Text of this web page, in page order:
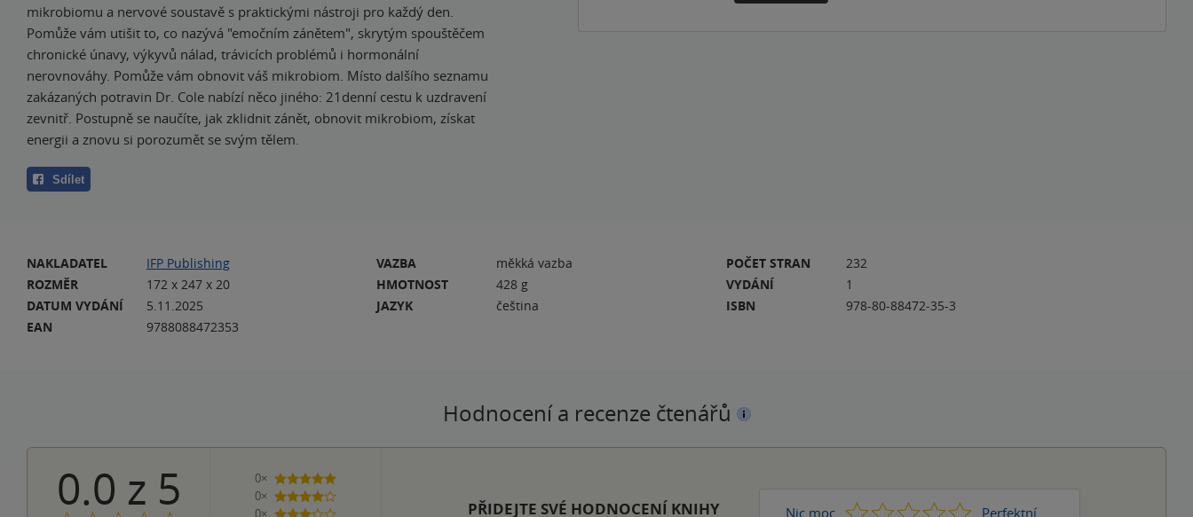
mikrobiomu a nervové soustavě s praktickými nástroji pro každý den.
Pomůže vám utišit to, co nazývá "emočním zánětem", skrytým spouštěčem
chronické únavy, výkyvů nálad, trávicích problémů i hormonální
nerovnováhy. Pomůže vám obnovit váš mikrobiom. Místo dalšího seznamu
zakázaných potravin Dr. Cole nabízí něco jiného: 21denní cestu k uzdravení
zevnitř. Postupně se naučíte, jak zklidnit zánět, obnovit mikrobiom, získat
energii a znovu si porozumět se svým tělem.
Sdílet
NAKLADATEL
IFP Publishing
ROZMĚR
172 x 247 x 20
DATUM VYDÁNÍ
5.11.2025
EAN
9788088472353
VAZBA
měkká vazba
HMOTNOST
428 g
JAZYK
čeština
POČET STRAN
232
VYDÁNÍ
1
ISBN
978-80-88472-35-3
Hodnocení a recenze čtenářů
0.0 z 5 0×
5 hvězdiček
0×
4 hvězdičky
0×
PŘIDEJTE SVÉ HODNOCENÍ KNIHY Nic moc 1 2 3 4 Perfektní
5